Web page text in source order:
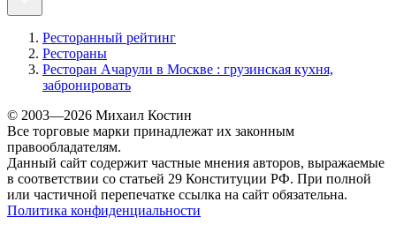
Ресторанный рейтинг
Рестораны
Ресторан Ачарули в Москве : грузинская кухня,
забронировать
© 2003—2026 Михаил Костин
Все торговые марки принадлежат их законным
правообладателям.
Данный сайт содержит частные мнения авторов, выражаемые
в соответствии со статьей 29 Конституции РФ. При полной
или частичной перепечатке ссылка на сайт обязательна.
Политика конфиденциальности